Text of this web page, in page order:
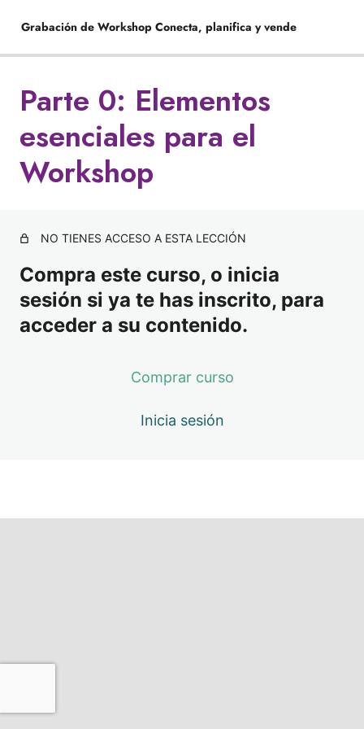
Grabación de Workshop Conecta, planifica y vende
Parte 0: Elementos esenciales para el Workshop
Parte 1: Yo no quiero estar igual que ayer
Parte 2: Planificar antes de accionar
Parte 3: ¡Danos tu feedback!
Parte 0: Elementos
esenciales para el
Workshop
NO TIENES ACCESO A ESTA LECCIÓN
Compra este curso, o inicia
sesión si ya te has inscrito, para
acceder a su contenido.
Comprar curso
Inicia sesión